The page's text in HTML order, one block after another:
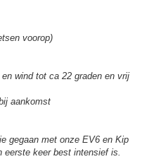
voorop)
wind tot ca 22 graden en vrij
aankomst
gegaan met onze EV6 en Kip
eerste keer best intensief is.